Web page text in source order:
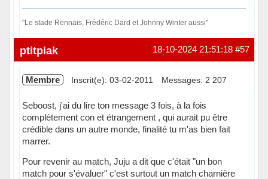
"Le stade Rennais, Frédéric Dard et Johnny Winter aussi"
Hors ligne #57
18-10-2024 21:51:18
ptitpiak
Membre Inscrit(e): 03-02-2011 Messages: 2 207
Seboost, j'ai du lire ton message 3 fois, à la fois
complètement con et étrangement , qui aurait pu être
crédible dans un autre monde, finalité tu m'as bien fait
marrer.
Pour revenir au match, Juju a dit que c'était "un bon
match pour s'évaluer" c'est surtout un match charnière